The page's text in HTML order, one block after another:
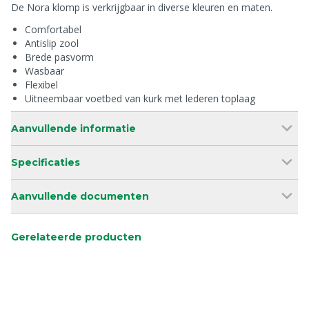
De Nora klomp is verkrijgbaar in diverse kleuren en maten.
Comfortabel
Antislip zool
Brede pasvorm
Wasbaar
Flexibel
Uitneembaar voetbed van kurk met lederen toplaag
Aanvullende informatie
Specificaties
Aanvullende documenten
Gerelateerde producten